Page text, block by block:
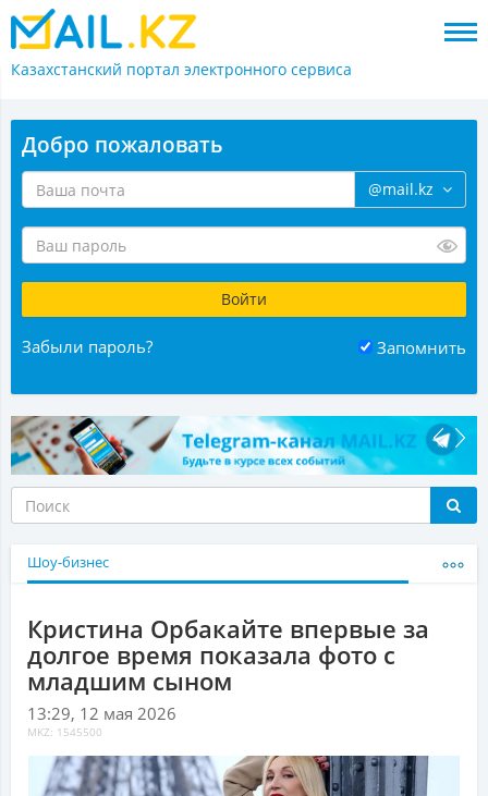
Казахстанский портал электронного сервиса
Добро пожаловать
@mail.kz
Забыли пароль? Запомнить
Шоу-бизнес
Кристина Орбакайте впервые за
долгое время показала фото с
младшим сыном
13:29, 12 мая 2026
MKZ: 1545500